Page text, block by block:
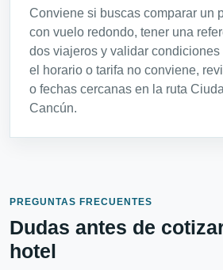
Conviene si buscas comparar un
con vuelo redondo, tener una
dos viajeros y validar condiciones
el horario o tarifa no conviene,
o fechas cercanas en la ruta
Cancún.
PREGUNTAS FRECUENTES
Dudas antes de
hotel